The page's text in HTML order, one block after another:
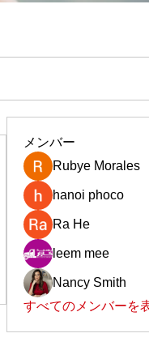
メンバー
Rubye Morales
hanoi phoco
Ra He
leem mee
Nancy Smith
すべてのメンバーを